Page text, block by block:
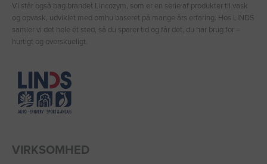
Vi står også bag brandet Lincozym, som er en serie af produkter til vask
og opvask, udviklet med omhu baseret på mange års erfaring. Hos LINDS
samler vi det hele ét sted, så du sparer tid og får det, du har brug for –
hurtigt og overskueligt.
VIRKSOMHED